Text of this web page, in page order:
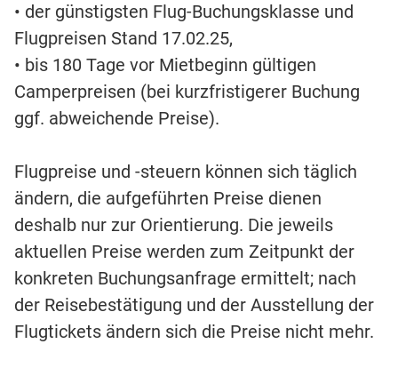
• der günstigsten Flug-Buchungsklasse und
Flugpreisen Stand 17.02.25,
• bis 180 Tage vor Mietbeginn gültigen
Camperpreisen (bei kurzfristigerer Buchung
ggf. abweichende Preise).
Flugpreise und -steuern können sich täglich
ändern, die aufgeführten Preise dienen
deshalb nur zur Orientierung. Die jeweils
aktuellen Preise werden zum Zeitpunkt der
konkreten Buchungsanfrage ermittelt; nach
der Reisebestätigung und der Ausstellung der
Flugtickets ändern sich die Preise nicht mehr.